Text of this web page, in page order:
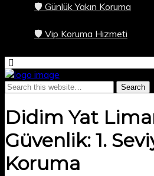
🛡️ Günlük Yakın Koruma
🛡️ Vip Koruma Hizmeti
Didim Yat
Güvenlik: 1.
Koruma